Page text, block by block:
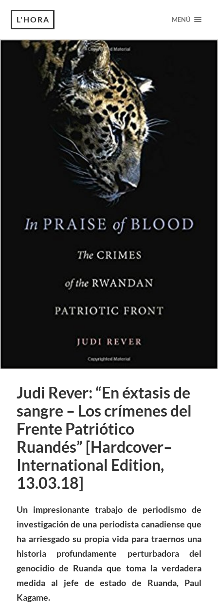
L'HORA MENÚ
Judi Rever: “En éxtasis de
sangre – Los crímenes del
Frente Patriótico
Ruandés” [Hardcover–
International Edition,
13.03.18]
Un impresionante trabajo de periodismo de
investigación de una periodista canadiense que
ha arriesgado su propia vida para traernos una
historia profundamente perturbadora del
genocidio de Ruanda que toma la verdadera
medida al jefe de estado de Ruanda, Paul
Kagame.